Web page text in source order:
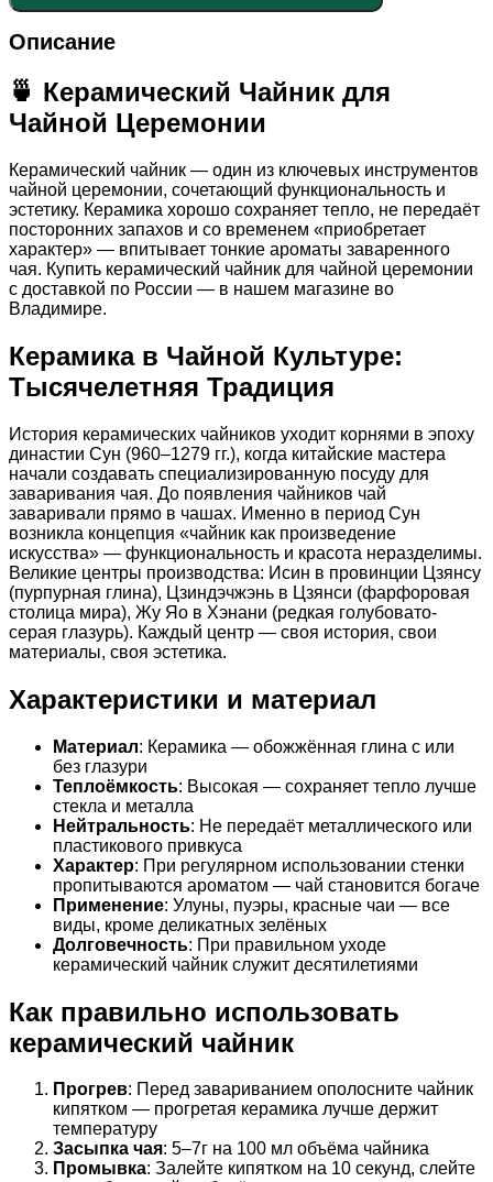
Описание
🍵 Керамический Чайник для
Чайной Церемонии
Керамический чайник — один из ключевых инструментов
чайной церемонии, сочетающий функциональность и
эстетику. Керамика хорошо сохраняет тепло, не передаёт
посторонних запахов и со временем «приобретает
характер» — впитывает тонкие ароматы заваренного
чая. Купить керамический чайник для чайной церемонии
с доставкой по России — в нашем магазине во
Владимире.
Керамика в Чайной Культуре:
Тысячелетняя Традиция
История керамических чайников уходит корнями в эпоху
династии Сун (960–1279 гг.), когда китайские мастера
начали создавать специализированную посуду для
заваривания чая. До появления чайников чай
заваривали прямо в чашах. Именно в период Сун
возникла концепция «чайник как произведение
искусства» — функциональность и красота неразделимы.
Великие центры производства: Исин в провинции Цзянсу
(пурпурная глина), Цзиндэчжэнь в Цзянси (фарфоровая
столица мира), Жу Яо в Хэнани (редкая голубовато-
серая глазурь). Каждый центр — своя история, свои
материалы, своя эстетика.
Характеристики и материал
Материал: Керамика — обожжённая глина с или
без глазури
Теплоёмкость: Высокая — сохраняет тепло лучше
стекла и металла
Нейтральность: Не передаёт металлического или
пластикового привкуса
Характер: При регулярном использовании стенки
пропитываются ароматом — чай становится богаче
Применение: Улуны, пуэры, красные чаи — все
виды, кроме деликатных зелёных
Долговечность: При правильном уходе
керамический чайник служит десятилетиями
Как правильно использовать
керамический чайник
Прогрев: Перед завариванием ополосните чайник
кипятком — прогретая керамика лучше держит
температуру
Засыпка чая: 5–7г на 100 мл объёма чайника
Промывка: Залейте кипятком на 10 секунд, слейте